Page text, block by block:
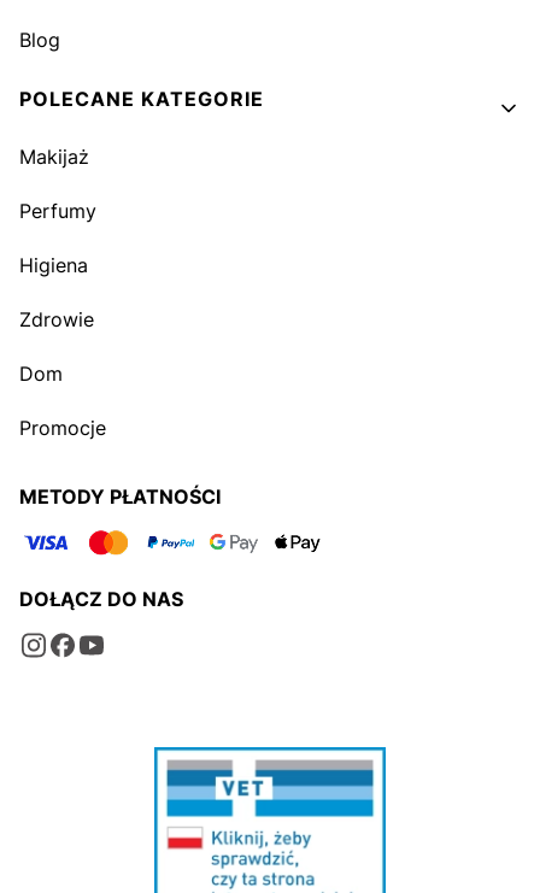
Blog
POLECANE KATEGORIE
Makijaż
Perfumy
Higiena
Zdrowie
Dom
Promocje
METODY PŁATNOŚCI
DOŁĄCZ DO NAS